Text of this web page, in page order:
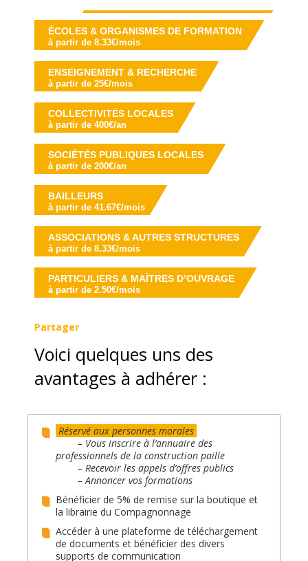
ÉCOLES & ORGANISMES DE FORMATION
à partir de 8.33€/mois
ENSEIGNEMENT & RECHERCHE
à partir de 25€/mois
COLLECTIVITÉS LOCALES
à partir de 400€/an
SOCIÉTÉS PUBLIQUES LOCALES
à partir de 200€/an
BAILLEURS
à partir de 41.67€/mois
ASSOCIATIONS & AUTRES STRUCTURES
à partir de 8.33€/mois
PARTICULIERS & MAÎTRES D’OUVRAGE
à partir de 2.50€/mois
Partager
Voici quelques uns des
avantages à adhérer :
Réservé aux personnes morales
– Vous inscrire à l’annuaire des
professionnels de la construction paille
– Recevoir les appels d’offres publics
– Annoncer vos formations
Bénéficier de 5% de remise sur la boutique et
la librairie du Compagnonnage
Accéder à une plateforme de téléchargement
de documents et bénéficier des divers
supports de communication